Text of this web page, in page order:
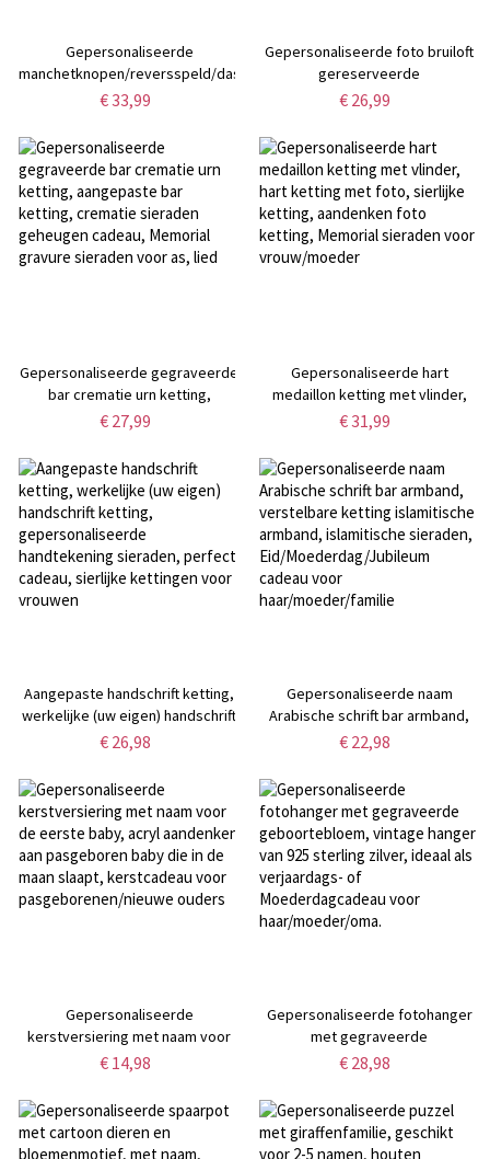
Gepersonaliseerde
manchetknopen/reversspeld/dasspeld
met initiaal of naam, Vaderdag,
jubileumcadeau voor mannen
€ 33,99
Gepersonaliseerde foto bruiloft
gereserveerde
herdenkingsstoel bord, voor
houden stoffen bord, in
liefdevolle herinnering bruiloft
stoel banner, huwelijkscadeau
€ 26,99
Gepersonaliseerde gegraveerde
bar crematie urn ketting,
aangepaste bar ketting,
cadeau, Memorial gravure
sieraden voor as, lied
€ 27,99
Gepersonaliseerde hart
medaillon ketting met vlinder,
hart ketting met foto, sierlijke
Memorial sieraden voor
vrouw/moeder
€ 31,99
Aangepaste handschrift ketting,
werkelijke (uw eigen) handschrift
ketting, gepersonaliseerde
cadeau, sierlijke kettingen voor
vrouwen
€ 26,98
Gepersonaliseerde naam
Arabische schrift bar armband,
verstelbare ketting islamitische
Eid/Moederdag/Jubileum cadeau
voor haar/moeder/familie
€ 22,98
Gepersonaliseerde
kerstversiering met naam voor
de eerste baby, acryl aandenken
maan slaapt, kerstcadeau voor
pasgeborenen/nieuwe ouders
€ 14,98
Gepersonaliseerde fotohanger
met gegraveerde
geboortebloem, vintage hanger
verjaardags- of
Moederdagcadeau voor
haar/moeder/oma.
€ 28,98